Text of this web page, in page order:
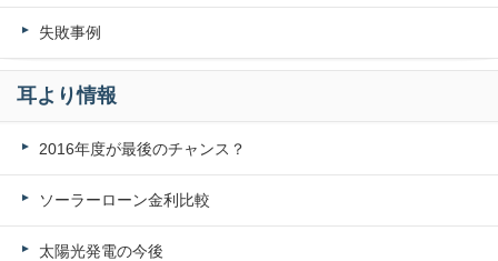
失敗事例
耳より情報
2016年度が最後のチャンス？
ソーラーローン金利比較
太陽光発電の今後